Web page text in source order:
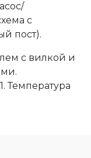
с
пост).
с вилкой и
Температура